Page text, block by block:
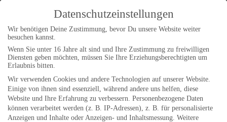
Datenschutzeinstellungen
Wir benötigen Deine Zustimmung, bevor Du unsere Website weiter
besuchen kannst.
Wenn Sie unter 16 Jahre alt sind und Ihre Zustimmung zu freiwilligen
Diensten geben möchten, müssen Sie Ihre Erziehungsberechtigten um
Erlaubnis bitten.
Wir verwenden Cookies und andere Technologien auf unserer Website.
Einige von ihnen sind essenziell, während andere uns helfen, diese
Website und Ihre Erfahrung zu verbessern. Personenbezogene Daten
können verarbeitet werden (z. B. IP-Adressen), z. B. für personalisierte
Anzeigen und Inhalte oder Anzeigen- und Inhaltsmessung. Weitere